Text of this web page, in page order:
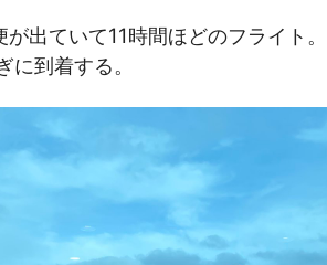
が出ていて11時間ほどのフライト
到着する。